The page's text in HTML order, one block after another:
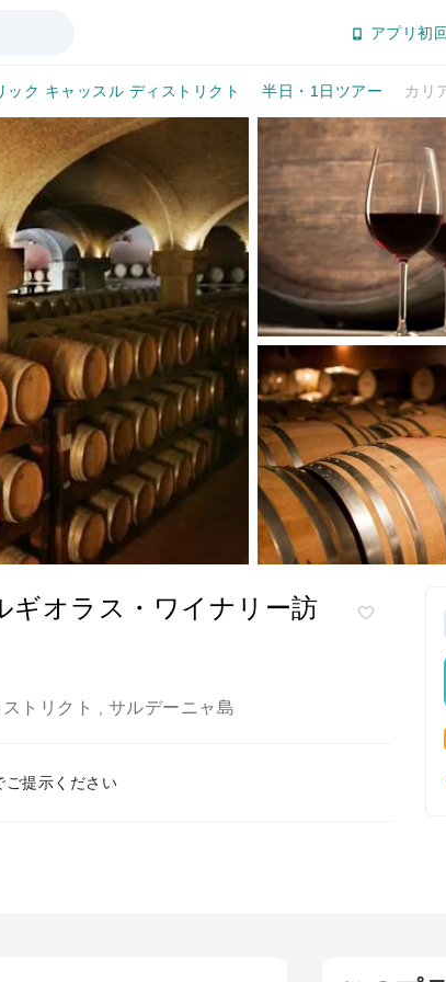
アプリ初
ック キャッスル ディストリクト 半日・1日ツアー
ギオラス・ワイナリー訪
トリクト サルデーニャ島
ご提示ください